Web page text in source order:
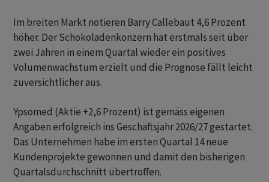
Im breiten Markt notieren Barry Callebaut 4,6 Prozent
höher. Der Schokoladenkonzern hat erstmals seit über
zwei Jahren in einem Quartal wieder ein positives
Volumenwachstum erzielt und die Prognose fällt leicht
zuversichtlicher aus.
Ypsomed (Aktie +2,6 Prozent) ist gemäss eigenen
Angaben erfolgreich ins Geschäftsjahr 2026/27 gestartet.
Das Unternehmen habe im ersten Quartal 14 neue
Kundenprojekte gewonnen und damit den bisherigen
Quartalsdurchschnitt übertroffen.